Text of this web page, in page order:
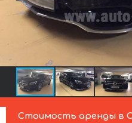
Стоимость аренды в